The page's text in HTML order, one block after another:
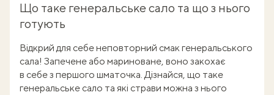
Що таке генеральське сало та що з нього
готують
Відкрий для себе неповторний смак генеральського
сала! Запечене або мариноване, воно закохає
в себе з першого шматочка. Дізнайся, що таке
генеральське сало та які страви можна з нього